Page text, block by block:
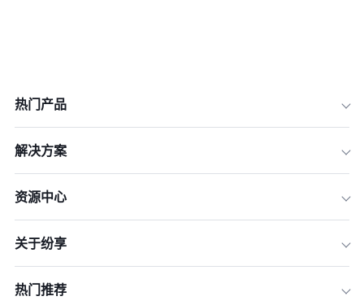
热门产品
解决方案
资源中心
关于纷享
热门推荐